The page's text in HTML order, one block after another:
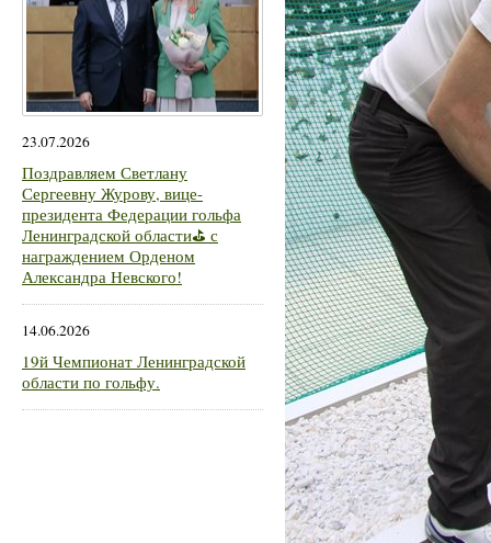
23.07.2026
Поздравляем Светлану
Сергеевну Журову, вице-
президента Федерации гольфа
Ленинградской области⛳ с
награждением Орденом
Александра Невского!
14.06.2026
19й Чемпионат Ленинградской
области по гольфу.